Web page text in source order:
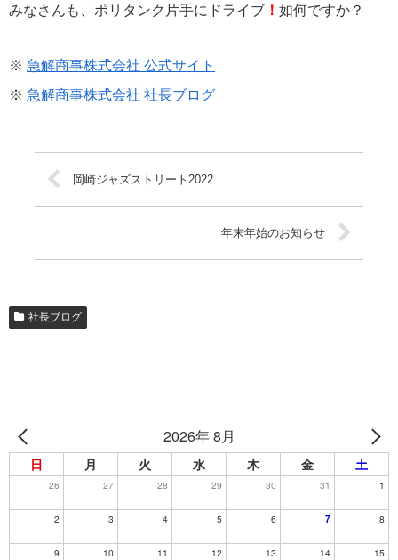
みなさんも、ポリタンク片手にドライブ ！ 如何ですか？
※ 急解商事株式会社 公式サイト
※ 急解商事株式会社 社長ブログ
岡崎ジャズストリート2022
年末年始のお知らせ
社長ブログ
2026年 8月
日 月 火 水 木 金 土
26 27 28 29 30 31 1
2 3 4 5 6 7 8
9 10 11 12 13 14 15